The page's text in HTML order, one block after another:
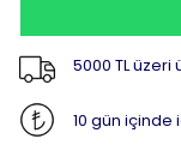
5000 TL
10 gün